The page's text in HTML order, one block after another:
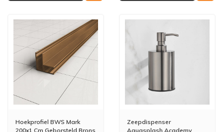
Hoekprofiel BWS Mark
200x1 Cm Geborsteld Brons
Zeepdispenser
Aquasplash Academy